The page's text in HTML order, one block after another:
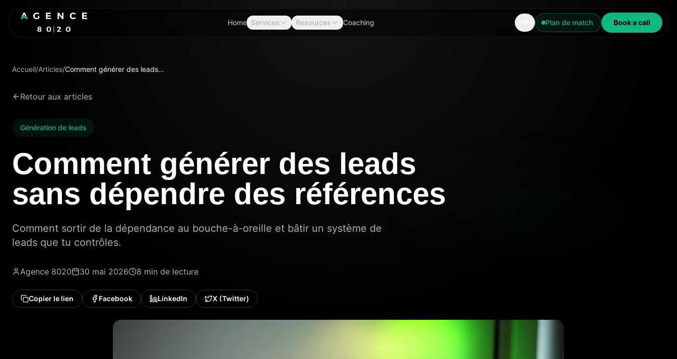
Home Services Resources Coaching Plan de match Book a call
Accueil/Articles/ Comment générer des leads sans dépendre des références
Retour aux articles
Génération de leads
Comment générer des leads
sans dépendre des références
Comment sortir de la dépendance au bouche-à-oreille et bâtir un système de
leads que tu contrôles.
Agence 8020 30 mai 2026 8 min de lecture
Copier le lien Facebook LinkedIn X (Twitter)